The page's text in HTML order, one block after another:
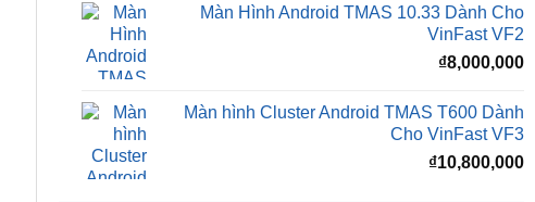
Màn Hình Android TMAS 10.33 Dành Cho
VinFast VF2
₫8,000,000
Màn hình Cluster Android TMAS T600 Dành
Cho VinFast VF3
₫10,800,000